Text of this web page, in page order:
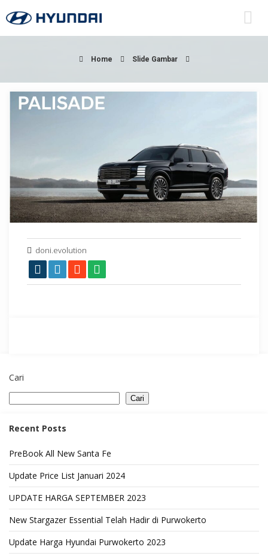
Home Slide Gambar
doni.evolution
Cari
Cari
Recent Posts
PreBook All New Santa Fe
Update Price List Januari 2024
UPDATE HARGA SEPTEMBER 2023
New Stargazer Essential Telah Hadir di Purwokerto
Update Harga Hyundai Purwokerto 2023